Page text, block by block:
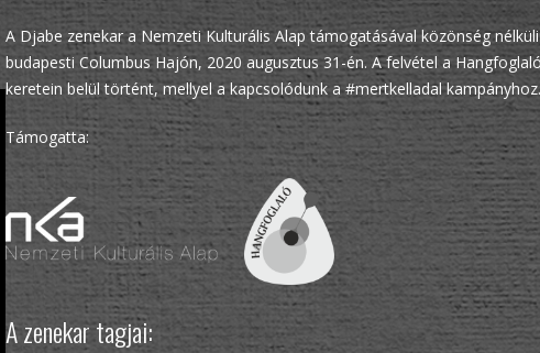
A Djabe zenekar a Nemzeti Kulturális Alap támogatásával közönség
budapesti Columbus Hajón, 2020 augusztus 31-én. A felvétel a
keretein belül történt, mellyel a kapcsolódunk a #mertkelladal kampányhoz.
Támogatta:
A zenekar tagjai: